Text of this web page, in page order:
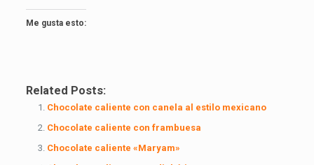
Me gusta esto:
Related Posts:
Chocolate caliente con canela al estilo mexicano
Chocolate caliente con frambuesa
Chocolate caliente «Maryam»